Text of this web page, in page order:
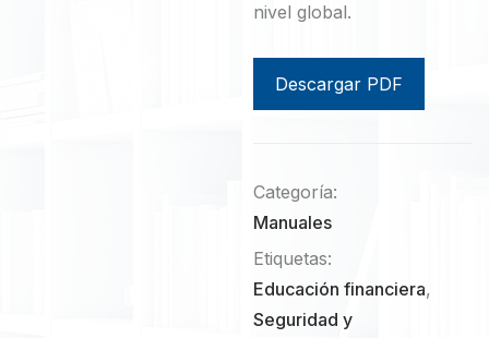
nivel global.
Descargar PDF
Categoría:
Manuales
Etiquetas:
Educación financiera,
Seguridad y